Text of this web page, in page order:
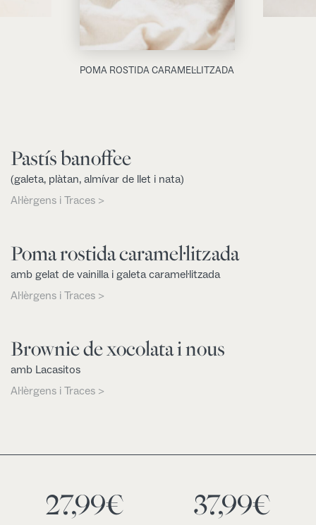
POMA ROSTIDA CARAMEL·LITZADA
Pastís banoffee
(galeta, plàtan, almívar de llet i nata)
Al·lèrgens i Traces >
Poma rostida caramel·litzada
amb gelat de vainilla i galeta caramel·litzada
Al·lèrgens i Traces >
Brownie de xocolata i nous
amb Lacasitos
Al·lèrgens i Traces >
27,99€ 37,99€